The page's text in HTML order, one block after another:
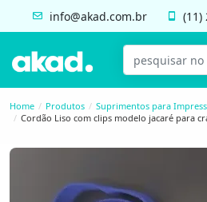
info@akad.com.br (11)
Home Produtos
Suprimentos para
Cordão Liso com clips modelo jacaré para